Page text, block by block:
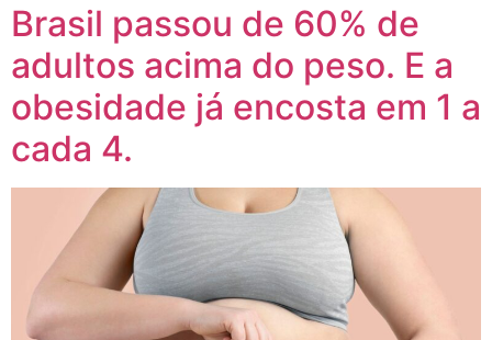
Brasil passou de 60% de
adultos acima do peso. E a
obesidade já encosta em 1 a
cada 4.